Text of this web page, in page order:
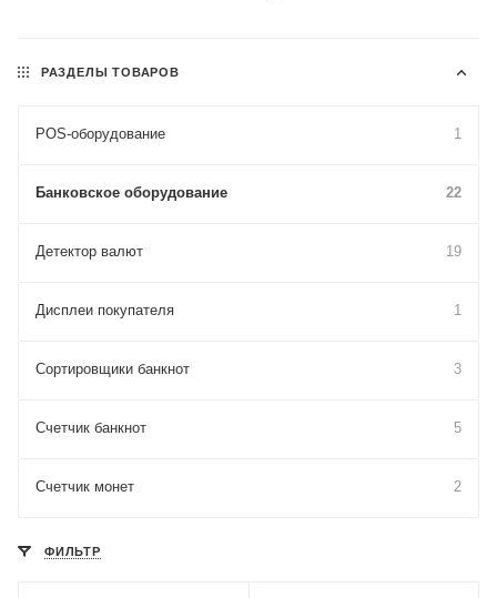
РАЗДЕЛЫ ТОВАРОВ
POS-оборудование 1
Банковское оборудование 22
Детектор валют 19
Дисплеи покупателя 1
Сортировщики банкнот 3
Счетчик банкнот 5
Счетчик монет 2
ФИЛЬТР